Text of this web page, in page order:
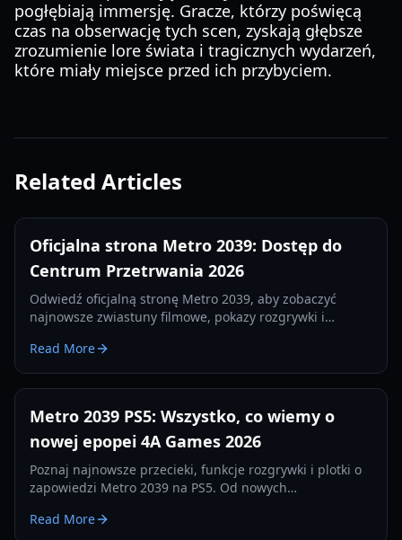
pogłębiają immersję. Gracze, którzy poświęcą
czas na obserwację tych scen, zyskają głębsze
zrozumienie lore świata i tragicznych wydarzeń,
które miały miejsce przed ich przybyciem.
Related Articles
Oficjalna strona Metro 2039: Dostęp do
Centrum Przetrwania 2026
Odwiedź oficjalną stronę Metro 2039, aby zobaczyć
najnowsze zwiastuny filmowe, pokazy rozgrywki i
rozdziałem sagi Metro.
Read More
Metro 2039 PS5: Wszystko, co wiemy o
nowej epopei 4A Games 2026
Poznaj najnowsze przecieki, funkcje rozgrywki i plotki o
zapowiedzi Metro 2039 na PS5. Od nowych
przetrwania – oto czego się spodziewać.
Read More